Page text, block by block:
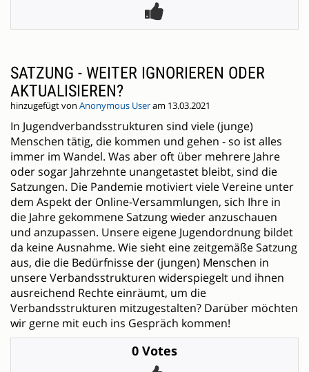
SATZUNG - WEITER IGNORIEREN ODER
AKTUALISIEREN?
hinzugefügt von Anonymous Useram 13.03.2021
In Jugendverbandsstrukturen sind viele (junge)
Menschen tätig, die kommen und gehen - so ist alles
immer im Wandel. Was aber oft über mehrere Jahre
oder sogar Jahrzehnte unangetastet bleibt, sind die
Satzungen. Die Pandemie motiviert viele Vereine unter
dem Aspekt der Online-Versammlungen, sich Ihre in
die Jahre gekommene Satzung wieder anzuschauen
und anzupassen. Unsere eigene Jugendordnung bildet
da keine Ausnahme. Wie sieht eine zeitgemäße Satzung
aus, die die Bedürfnisse der (jungen) Menschen in
unsere Verbandsstrukturen widerspiegelt und ihnen
ausreichend Rechte einräumt, um die
Verbandsstrukturen mitzugestalten? Darüber möchten
wir gerne mit euch ins Gespräch kommen!
0 Votes